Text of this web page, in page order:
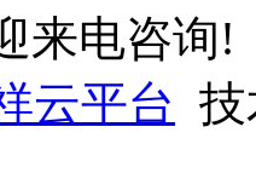
来电咨询!
云平台